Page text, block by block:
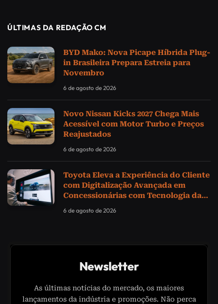
ÚLTIMAS DA REDAÇÃO CM
BYD Mako: Nova Picape Híbrida Plug-
in Brasileira Prepara Estreia para
Novembro
6 de agosto de 2026
Novo Nissan Kicks 2027 Chega Mais
Acessível com Motor Turbo e Preços
Reajustados
6 de agosto de 2026
Toyota Eleva a Experiência do Cliente
com Digitalização Avançada em
Concessionárias com Tecnologia da
6 de agosto de 2026
Newsletter
As últimas notícias do mercado, os maiores
lançamentos da indústria e promoções. Não perca